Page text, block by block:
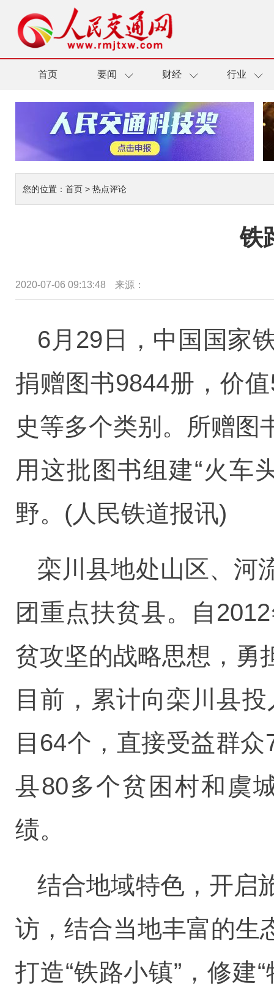
首页 要闻 财经 行业
您的位置： 首页 > 热点评论
铁
2020-07-06 09:13:48 来源：
6月29日，中国国家
捐赠图书9844册，价
史等多个类别。所赠图
用这批图书组建“火车
野。(人民铁道报讯)
栾川县地处山区、河
团重点扶贫县。自
贫攻坚的战略思想，勇
目前，累计向栾川县
目64个，直接受益群
县80多个贫困村和虞
绩。
结合地域特色，开启
访，结合当地丰富的生
打造“铁路小镇”，修建